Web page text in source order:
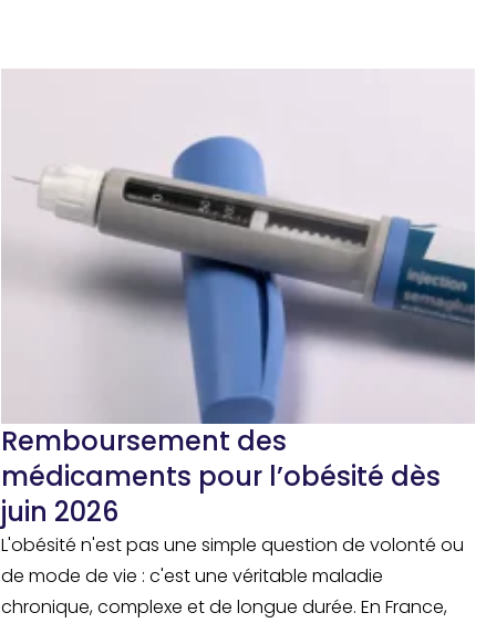
Remboursement des
médicaments pour l’obésité dès
juin 2026
L'obésité n'est pas une simple question de volonté ou
de mode de vie : c'est une véritable maladie
chronique, complexe et de longue durée. En France,